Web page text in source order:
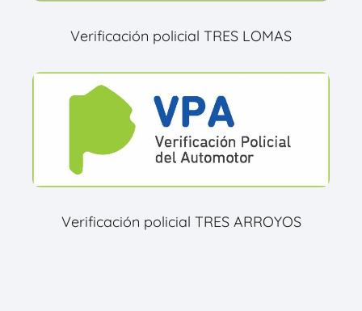
Verificación policial TRES LOMAS
Verificación policial TRES ARROYOS